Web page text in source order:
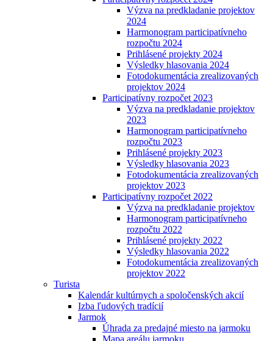
Výzva na predkladanie projektov
2024
Harmonogram participatívneho
rozpočtu 2024
Prihlásené projekty 2024
Výsledky hlasovania 2024
Fotodokumentácia zrealizovaných
projektov 2024
Participatívny rozpočet 2023
Výzva na predkladanie projektov
2023
Harmonogram participatívneho
rozpočtu 2023
Prihlásené projekty 2023
Výsledky hlasovania 2023
Fotodokumentácia zrealizovaných
projektov 2023
Participatívny rozpočet 2022
Výzva na predkladanie projektov
Harmonogram participatívneho
rozpočtu 2022
Prihlásené projekty 2022
Výsledky hlasovania 2022
Fotodokumentácia zrealizovaných
projektov 2022
Turista
Kalendár kultúrnych a spoločenských akcií
Izba ľudových tradícií
Jarmok
Úhrada za predajné miesto na jarmoku
Mapa areálu jarmoku